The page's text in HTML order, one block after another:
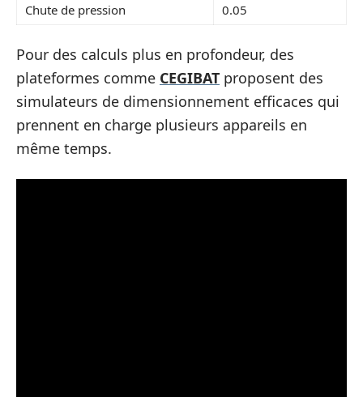
Chute de pression
0.05
Pour des calculs plus en profondeur, des
plateformes comme CEGIBAT proposent des
simulateurs de dimensionnement efficaces qui
prennent en charge plusieurs appareils en
même temps.